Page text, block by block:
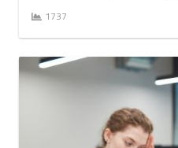
1737